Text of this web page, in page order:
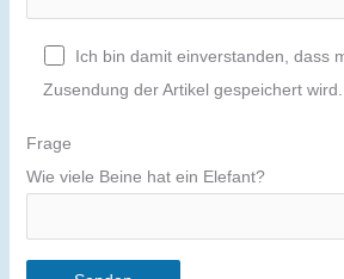
Ich bin damit einverstanden, dass
Zusendung der Artikel gespeichert wird.
Frage
Wie viele Beine hat ein Elefant?